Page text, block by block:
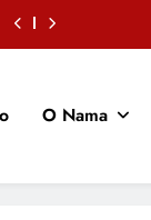
O Nama